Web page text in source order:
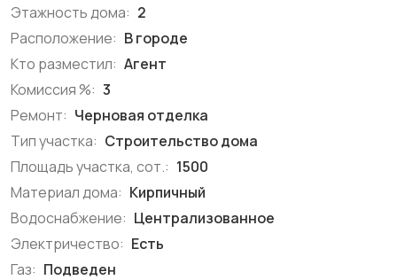
Этажность дома: 2
Расположение: В городе
Кто разместил: Агент
Комиссия %: 3
Ремонт: Черновая отделка
Тип участка: Строительство дома
Площадь участка, сот.: 1500
Материал дома: Кирпичный
Водоснабжение: Централизованное
Электричество: Есть
Газ: Подведен